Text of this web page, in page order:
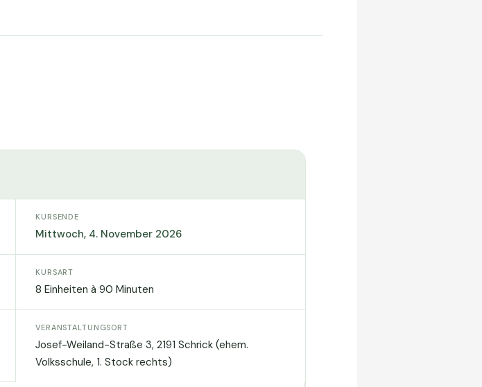
KURSENDE
Mittwoch, 4. November 2026
KURSART
8 Einheiten à 90 Minuten
VERANSTALTUNGSORT
Josef-Weiland-Straße 3, 2191 Schrick (ehem.
Volksschule, 1. Stock rechts)